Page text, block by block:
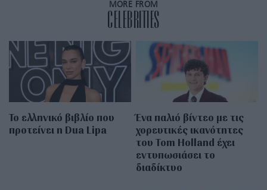
MORE FROM
CELEBRITIES
Το ελληνικό βιβλίο που
προτείνει η Dua Lipa
Ένα παλιό βίντεο με τις
χορευτικές ικανότητες
του Tom Holland έχει
εντυπωσιάσει το
διαδίκτυο